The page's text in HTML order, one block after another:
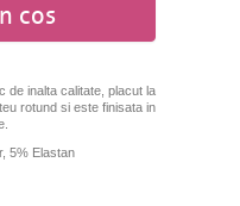
cos
de inalta calitate, placut la
rotund si este finisata in
5% Elastan